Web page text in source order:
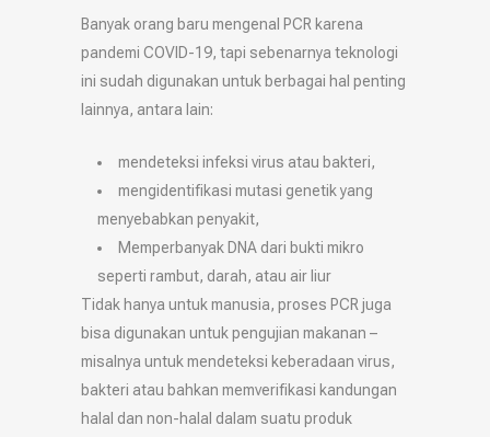
Banyak orang baru mengenal PCR karena
pandemi COVID-19, tapi sebenarnya teknologi
ini sudah digunakan untuk berbagai hal penting
lainnya, antara lain:
mendeteksi infeksi virus atau bakteri,
mengidentifikasi mutasi genetik yang
menyebabkan penyakit,
Memperbanyak DNA dari bukti mikro
seperti rambut, darah, atau air liur
Tidak hanya untuk manusia, proses PCR juga
bisa digunakan untuk pengujian makanan –
misalnya untuk mendeteksi keberadaan virus,
bakteri atau bahkan memverifikasi kandungan
halal dan non-halal dalam suatu produk